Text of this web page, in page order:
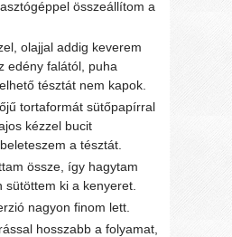
összeállítom a
olajjal addig keverem
edény falától, puha
tésztát nem kapok.
tortaformát sütőpapírral
kézzel bucit
a tésztát.
össze, így hagytam
sütöttem ki a kenyeret.
nagyon finom lett.
hosszabb a folyamat,